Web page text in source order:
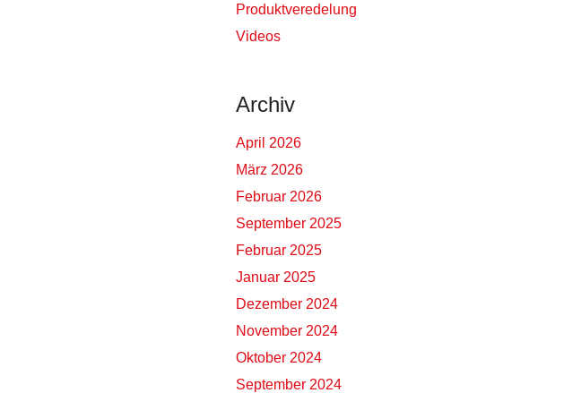
Produktveredelung
Videos
Archiv
April 2026
März 2026
Februar 2026
September 2025
Februar 2025
Januar 2025
Dezember 2024
November 2024
Oktober 2024
September 2024